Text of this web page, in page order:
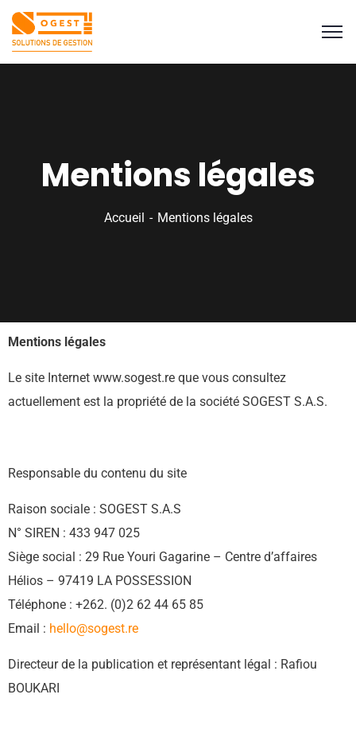
Mentions légales
Accueil Mentions légales
Mentions légales
Le site Internet www.sogest.re que vous consultez
actuellement est la propriété de la société SOGEST S.A.S.
Responsable du contenu du site
Raison sociale : SOGEST S.A.S
N° SIREN : 433 947 025
Siège social : 29 Rue Youri Gagarine – Centre d’affaires
Hélios – 97419 LA POSSESSION
Téléphone : +262. (0)2 62 44 65 85
Email : hello@sogest.re
Directeur de la publication et représentant légal : Rafiou
BOUKARI